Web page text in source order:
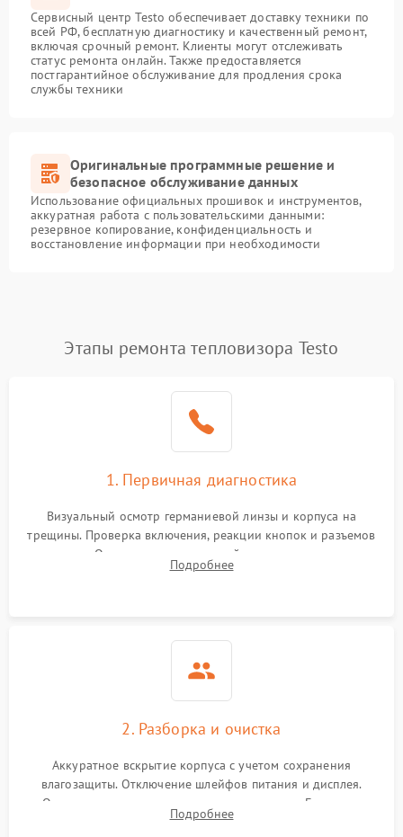
Сервисный центр Testo обеспечивает доставку техники по
всей РФ, бесплатную диагностику и качественный ремонт,
включая срочный ремонт. Клиенты могут отслеживать
статус ремонта онлайн. Также предоставляется
постгарантийное обслуживание для продления срока
службы техники
Оригинальные программные решение и
безопасное обслуживание данных
Использование официальных прошивок и инструментов,
аккуратная работа с пользовательскими данными:
резервное копирование, конфиденциальность и
восстановление информации при необходимости
Этапы ремонта тепловизора Testo
1. Первичная диагностика
Визуальный осмотр германиевой линзы и корпуса на
трещины. Проверка включения, реакции кнопок и разъемов
зарядки. Оценка вывода тепловой сигнатуры на экран,
проверка базовых функций и считывание системных
Подробнее
2. Разборка и очистка
Аккуратное вскрытие корпуса с учетом сохранения
влагозащиты. Отключение шлейфов питания и дисплея.
Очистка внутренних плат от окислов и пыли. Бережная
обработка германиевого объектива специализированными
Подробнее